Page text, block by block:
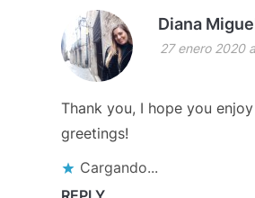
Diana
27 enero 2020
Thank you, I hope you
greetings!
Cargando...